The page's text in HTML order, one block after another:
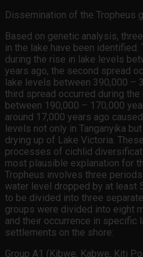
Dissemination of the Tropheus
Based on genetic analysis,
in the lake have been
during the rise in lake levels
years ago, the second spread
lake levels between 390,000 –
third spread occurred during
between 190,000 – 170,000
around 17,000 years ago
levels not only in Tanganyika
drying up of Lake Victoria.
processes of cichlid
most plausible explanation for
Tropheus involves three
water level dropped by at least
to be divided into three
groups were divided into eight
and their occurrence in specific
settlements on the shore:
Group A1 (Kibwe, Kabwe, Kiti